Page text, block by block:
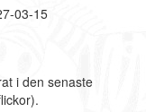
03-15
i den senaste